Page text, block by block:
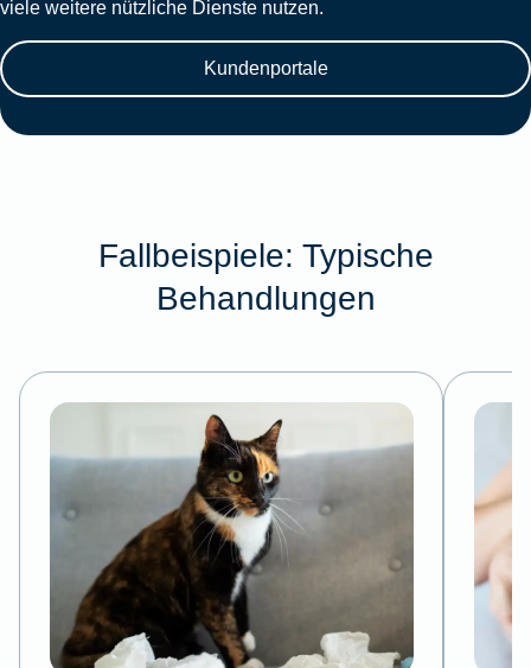
viele weitere nützliche Dienste nutzen.
Kundenportale
Fallbeispiele: Typische
Behandlungen